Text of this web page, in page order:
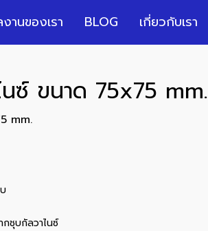
านของเรา BLOG เกี่ยวกับเรา
นซ์ ขนาด 75x75 mm.
mm.
กชุบกัลวาไนซ์